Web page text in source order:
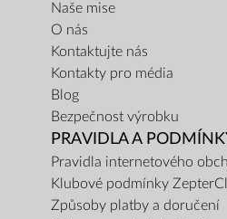
Naše mise
O nás
Kontaktujte nás
Kontakty pro média
Blog
Bezpečnost výrobku
PRAVIDLA A
Pravidla internetového
Klubové podmínky
Způsoby platby a doručení